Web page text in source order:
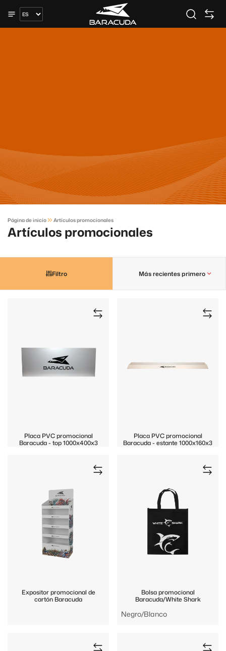
Página de inicio Artículos promocionales
Artículos promocionales
Filtro Más recientes primero
Placa PVC promocional
Baracuda - top 1000x400x3
Placa PVC promocional
Baracuda - estante 1000x160x3
Expositor promocional de
cartón Baracuda
Bolsa promocional
Baracuda/White Shark
Negro/Blanco